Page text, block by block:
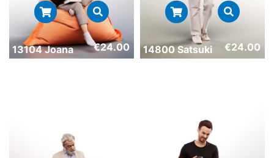
13104 Joana €24.00 14800 Satsuki €24.00